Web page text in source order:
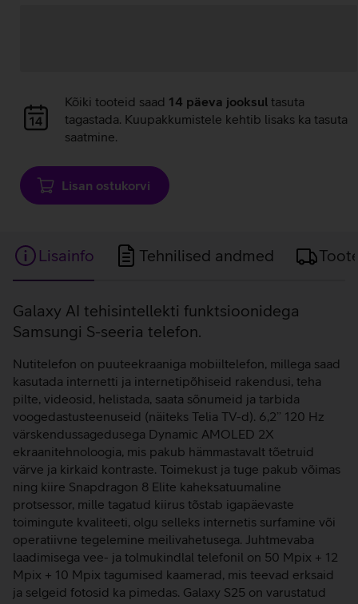
Andmete
laadimine
Kõiki tooteid saad 14 päeva jooksul tasuta
tagastada. Kuupakkumistele kehtib lisaks ka tasuta
saatmine.
Lisan ostukorvi
Lisainfo Tehnilised andmed
Lisainfo
Galaxy AI tehisintellekti funktsioonidega
Samsungi S-seeria telefon.
Nutitelefon on puuteekraaniga mobiiltelefon, millega saad
kasutada internetti ja internetipõhiseid rakendusi, teha
pilte, videosid, helistada, saata sõnumeid ja tarbida
voogedastusteenuseid (näiteks Telia TV-d). 6,2’’ 120 Hz
värskendussagedusega Dynamic AMOLED 2X
ekraanitehnoloogia, mis pakub hämmastavalt tõetruid
värve ja kirkaid kontraste. Toimekust ja tuge pakub võimas
ning kiire Snapdragon 8 Elite kaheksatuumaline
protsessor, mille tagatud kiirus tõstab igapäevaste
toimingute kvaliteeti, olgu selleks internetis surfamine või
operatiivne tegelemine meilivahetusega. Juhtmevaba
laadimisega vee- ja tolmukindlal telefonil on 50 Mpix + 12
Mpix + 10 Mpix tagumised kaamerad, mis teevad erksaid
ja selgeid fotosid ka pimedas. Galaxy S25 on varustatud